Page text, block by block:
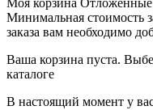
Минимальная стоимость
заказа вам необходимо
Ваша корзина пуста.
каталоге
В настоящий момент у